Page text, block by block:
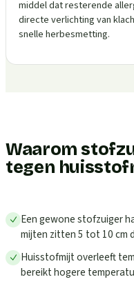
middel dat resterende
directe verlichting van
snelle herbesmetting.
Waarom
tegen
Een gewone stofzuiger
mijten zitten 5 tot 10 cm
Huisstofmijt overleeft
bereikt hogere